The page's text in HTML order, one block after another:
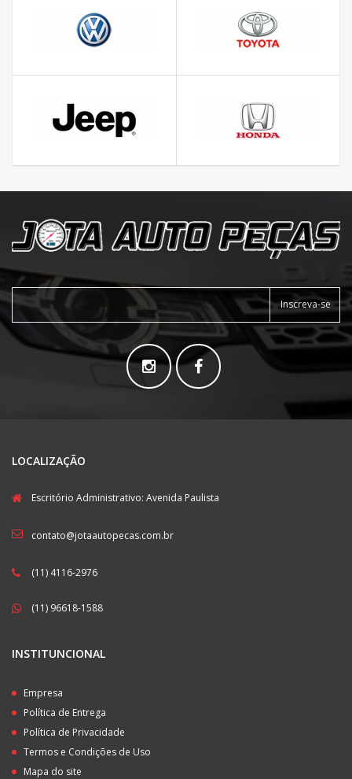
Inscreva-se
LOCALIZAÇÃO
Escritório Administrativo: Avenida Paulista
contato@jotaautopecas.com.br
(11) 4116-2976
(11) 96618-1588
INSTITUNCIONAL
Empresa
Política de Entrega
Política de Privacidade
Termos e Condições de Uso
Mapa do site